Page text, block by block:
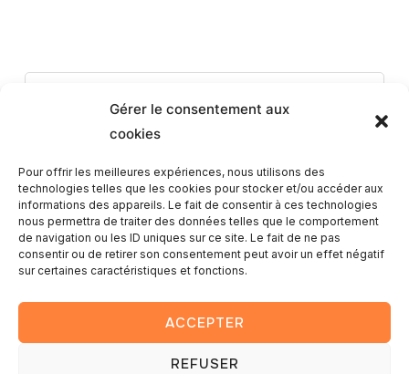
Gérer le consentement aux
cookies
Pour offrir les meilleures expériences, nous utilisons des
technologies telles que les cookies pour stocker et/ou accéder aux
informations des appareils. Le fait de consentir à ces technologies
nous permettra de traiter des données telles que le comportement
de navigation ou les ID uniques sur ce site. Le fait de ne pas
consentir ou de retirer son consentement peut avoir un effet négatif
sur certaines caractéristiques et fonctions.
ACCEPTER
REFUSER
Romain
passe pour voir les commentaires.